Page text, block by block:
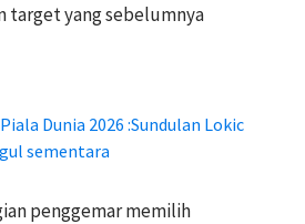
target yang sebelumnya
Dunia 2026 :Sundulan Lokic
sementara
penggemar memilih